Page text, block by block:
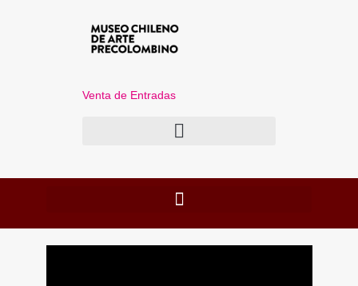
Venta de Entradas